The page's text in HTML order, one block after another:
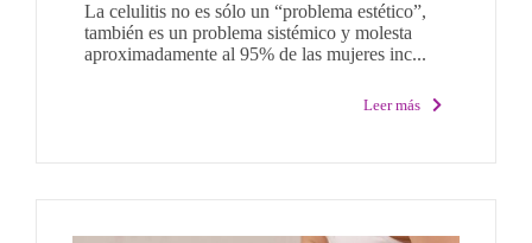
La celulitis no es sólo un “problema estético”,
también es un problema sistémico y molesta
aproximadamente al 95% de las mujeres inc...
Leer más